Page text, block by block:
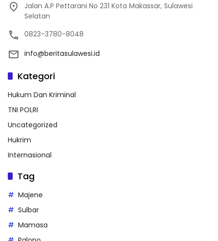
Jalan A.P Pettarani No 231 Kota Makassar, Sulawesi
Selatan
0823-3780-8048
info@beritasulawesi.id
Kategori
Hukum Dan Kriminal
TNI POLRI
Uncategorized
Hukrim
Internasional
Tag
Majene
Sulbar
Mamasa